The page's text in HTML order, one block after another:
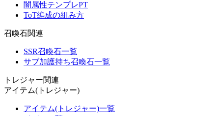
闇属性テンプレPT
ToT編成の組み方
召喚石関連
SSR召喚石一覧
サブ加護持ち召喚石一覧
トレジャー関連
アイテム(トレジャー)
アイテム(トレジャー)一覧